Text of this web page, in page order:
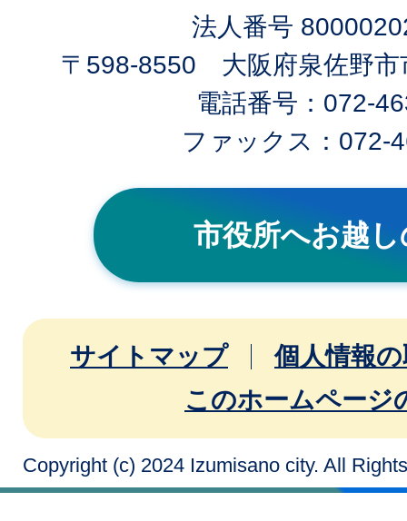
法人番号
〒598-8550 大阪府泉佐野市
電話番号：072-
ファックス：072-
市役所へお越
サイトマップ
個人情報
このホームページ
Copyright (c) 2024 Izumisano city. All